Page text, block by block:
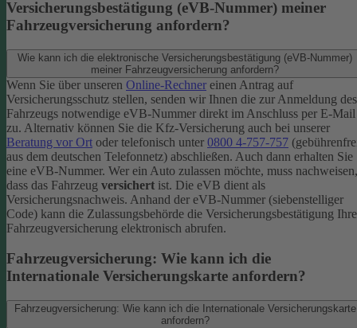
Versicherungsbestätigung (eVB-Nummer) meiner
Fahrzeugversicherung anfordern?
Wie kann ich die elektronische Versicherungsbestätigung (eVB-Nummer)
meiner Fahrzeugversicherung anfordern?
Wenn Sie über unseren Online-Rechner einen Antrag auf
Versicherungsschutz stellen, senden wir Ihnen die zur Anmeldung des
Fahrzeugs notwendige eVB-​Nummer direkt im Anschluss per E-Mail
zu. Alternativ können Sie die Kfz-​Versicherung auch bei unserer
Beratung vor Ort oder telefonisch unter 0800 4-​757-757
aus dem deutschen Telefonnetz) abschließen. Auch dann erhalten Sie
eine eVB-Nummer. Wer ein Auto zulassen möchte, muss nachweisen,
dass das Fahrzeug versichert ist. Die eVB dient als
Versicherungsnachweis. Anhand der eVB-Nummer (siebenstelliger
Code) kann die Zulassungsbehörde die Versicherungsbestätigung
Fahrzeugversicherung elektronisch abrufen.
Fahrzeugversicherung: Wie kann ich die
Internationale Versicherungskarte anfordern?
Fahrzeugversicherung: Wie kann ich die Internationale Versicherungskarte
anfordern?